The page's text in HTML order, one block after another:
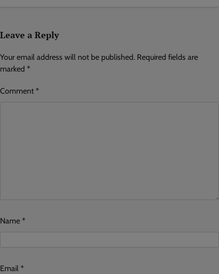
Leave a Reply
Your email address will not be published. Required fields are
marked *
Comment *
Name *
Email *